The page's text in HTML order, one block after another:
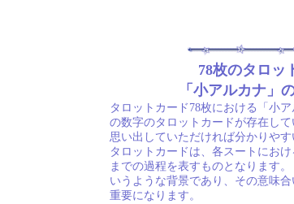
78枚のタロッ
「小アルカナ」
タロットカード78枚における「小
の数字のタロットカードが存在し
思い出していただければ分かりや
タロットカードは、各スートにお
までの過程を表すものとなります
いうような背景であり、その意味
重要になります。